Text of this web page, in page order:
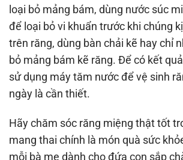
loại bỏ mảng bám, dùng nước súc
để loại bỏ vi khuẩn trước khi chúng
trên răng, dùng bàn chải kẽ hay chỉ
bỏ mảng bám kẽ răng. Để có kết
sử dụng máy tăm nước để vệ sinh
ngày là cần thiết.
Hãy chăm sóc răng miệng thật tốt
mang thai chính là món quà sức
mỗi bà mẹ dành cho đứa con sắp